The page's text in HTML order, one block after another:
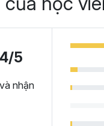
công cụ làm việc vô
năng và chức năng
từ cơ bản đến
nghiệp trong nhiều
vực khác. Với
báo cáo, bài giảng,
5
nhận